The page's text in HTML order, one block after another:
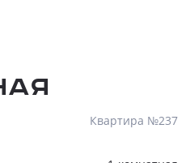
Квартира №237
предоставляются в